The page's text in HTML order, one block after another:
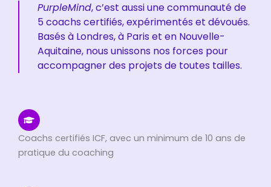
PurpleMind, c’est aussi une communauté de
5 coachs certifiés, expérimentés et dévoués.
Basés à Londres, à Paris et en Nouvelle-
Aquitaine, nous unissons nos forces pour
accompagner des projets de toutes tailles.
Coachs certifiés ICF, avec un minimum de 10 ans de
pratique du coaching